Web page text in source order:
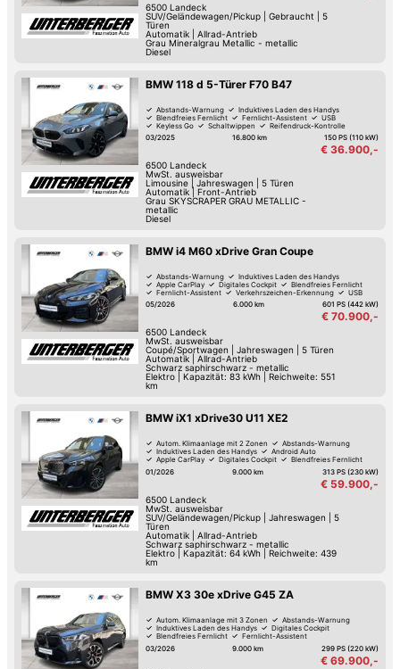
6500 Landeck
SUV/Geländewagen/Pickup| Gebraucht
5
Türen
Automatik| Allrad-Antrieb
Grau Mineralgrau Metallic - metallic
Diesel
BMW 118 d 5-Türer F70 B47
Abstands-Warnung
Induktives Laden des Handys
Blendfreies Fernlicht
Fernlicht-Assistent
USB
Keyless Go
Schaltwippen
Reifendruck-Kontrolle
03/2025
16.800 km 150 PS (110 kW)
€ 36.900,-
6500 Landeck
MwSt. ausweisbar
Limousine| Jahreswagen
5 Türen
Automatik| Front-Antrieb
Grau SKYSCRAPER GRAU METALLIC -
metallic
Diesel
BMW i4 M60 xDrive Gran Coupe
Abstands-Warnung
Induktives Laden des Handys
Apple CarPlay
Digitales Cockpit
Blendfreies Fernlicht
Fernlicht-Assistent
Verkehrszeichen-Erkennung
USB
05/2026
6.000 km 601 PS (442 kW)
€ 70.900,-
6500 Landeck
MwSt. ausweisbar
Coupé/Sportwagen
Jahreswagen
5 Türen
Automatik| Allrad-Antrieb
Schwarz saphirschwarz - metallic
Elektro
Kapazität: 83 kWh | Reichweite: 551
km
BMW iX1 xDrive30 U11 XE2
Autom. Klimaanlage mit 2 Zonen
Abstands-Warnung
Induktives Laden des Handys
Android Auto
Apple CarPlay
Digitales Cockpit
Blendfreies Fernlicht
Fernlicht-Assistent
01/2026 9.000 km 313 PS (230 kW)
€ 59.900,-
6500 Landeck
MwSt. ausweisbar
SUV/Geländewagen/Pickup| Jahreswagen
5
Türen
Automatik| Allrad-Antrieb
Schwarz saphirschwarz - metallic
Elektro
Kapazität: 64 kWh | Reichweite: 439
km
BMW X3 30e xDrive G45 ZA
Autom. Klimaanlage mit 3 Zonen
Abstands-Warnung
Induktives Laden des Handys
Digitales Cockpit
Blendfreies Fernlicht
Fernlicht-Assistent
Verkehrszeichen-Erkennung
Spurwechsel-Assistent
03/2026 9.000 km 299 PS (220 kW)
€ 69.900,-